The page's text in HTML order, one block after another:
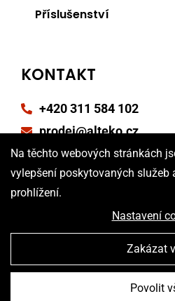
Příslušenství
KONTAKT
+420 311 584 102
prodej@alteko.cz
Reklamační formulář
Poptávkový formulář
Na těchto webových stránkách
vylepšení poskytovaných služeb
prohlížení.
Nastavení
Zakázat
Povolit